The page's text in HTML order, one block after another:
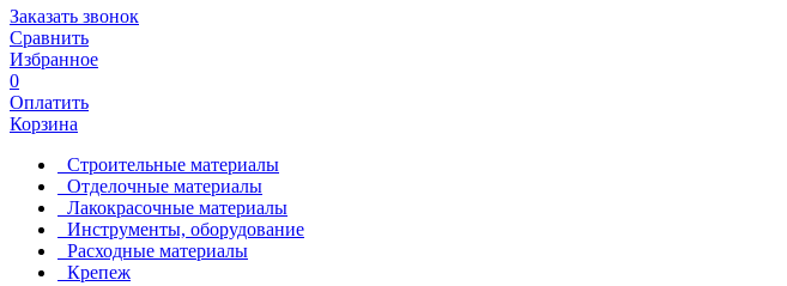
Заказать звонок
Сравнить
Избранное
0
Оплатить
Корзина
Строительные материалы
Отделочные материалы
Лакокрасочные материалы
Инструменты, оборудование
Расходные материалы
Крепеж